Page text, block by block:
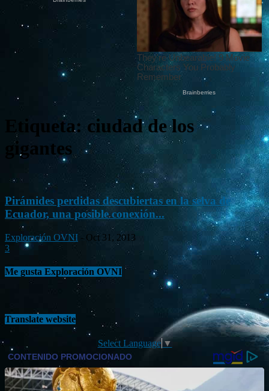
Etiqueta: ciudad de los
gigantes
Pirámides perdidas descubiertas en la selva de
Ecuador, una posible conexión...
Exploración OVNI - Oct 31, 2013
3
Me gusta Exploración OVNI
Translate website
Select Language ▼